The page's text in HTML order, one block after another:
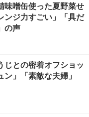
味噌缶使った夏野菜せ
ンジ力すごい」「具だ
の声
じとの密着オフショッ
ン」「素敵な夫婦」